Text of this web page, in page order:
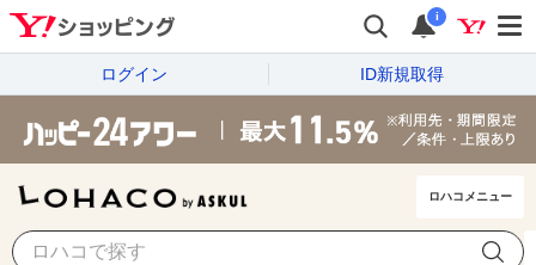
i
ログイン ID新規取得
ロハコメニュー